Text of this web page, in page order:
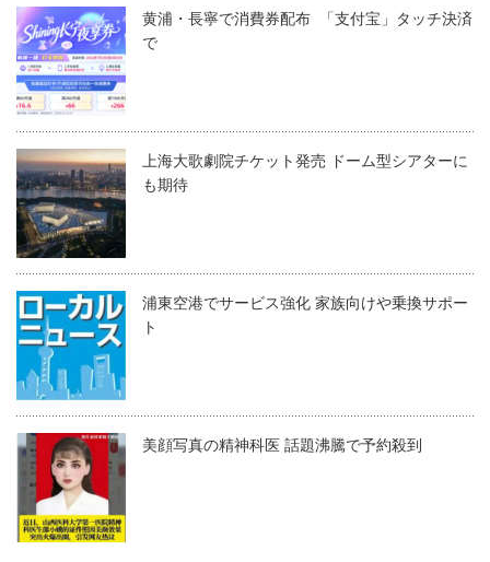
黄浦・長寧で消費券配布 「支付宝」タッチ決済
で
上海大歌劇院チケット発売 ドーム型シアターに
も期待
浦東空港でサービス強化 家族向けや乗換サポー
ト
美顔写真の精神科医 話題沸騰で予約殺到